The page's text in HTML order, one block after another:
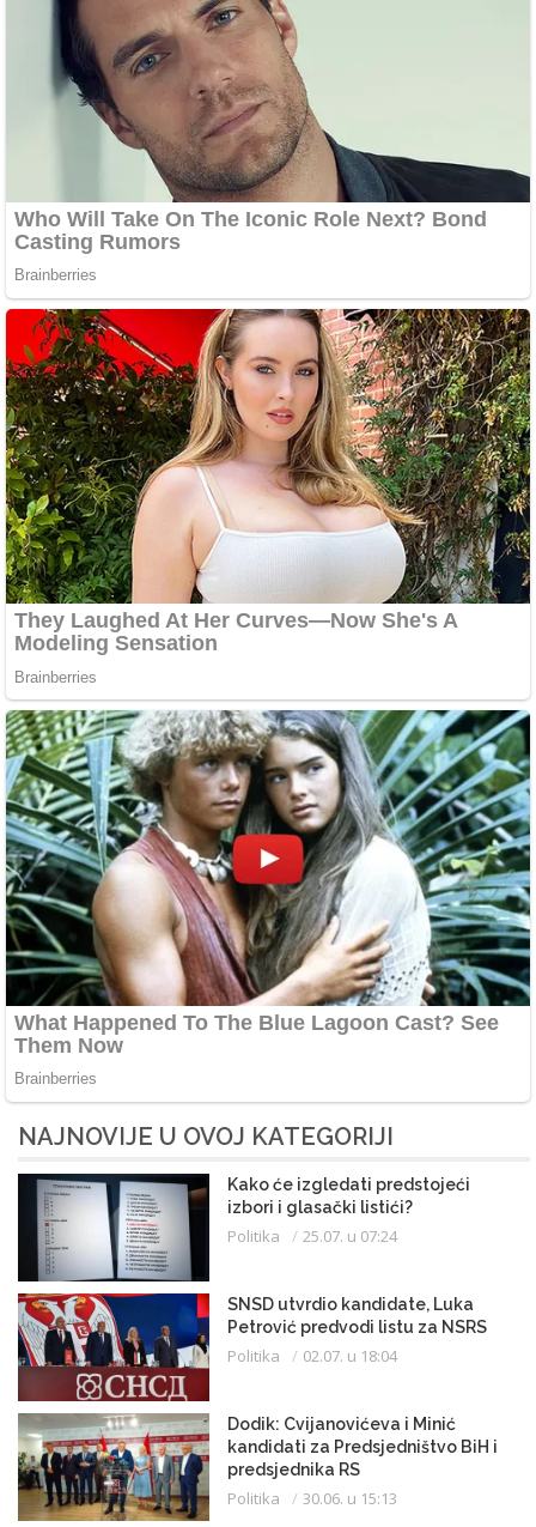
NAJNOVIJE U OVOJ KATEGORIJI
Kako će izgledati predstojeći
izbori i glasački listići?
Politika 25.07. u 07:24
SNSD utvrdio kandidate, Luka
Petrović predvodi listu za NSRS
Politika 02.07. u 18:04
Dodik: Cvijanovićeva i Minić
kandidati za Predsjedništvo BiH i
predsjednika RS
Politika 30.06. u 15:13